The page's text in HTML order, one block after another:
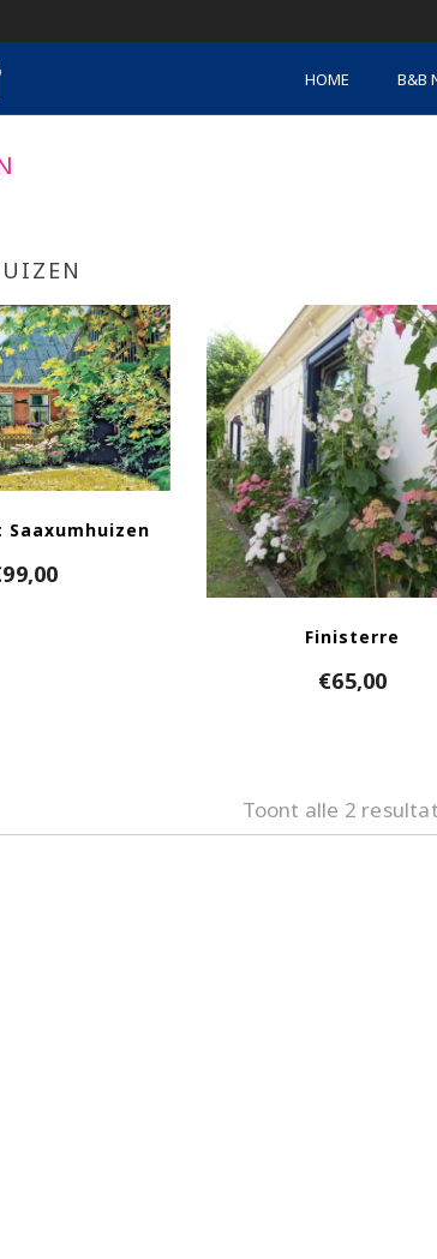
HOME B&B
99,00
Finisterre
€65,00
Toont alle 2